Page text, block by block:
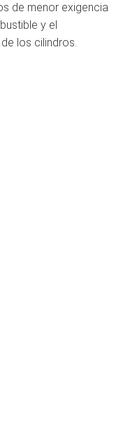
de menor exigencia
y el
los cilindros.